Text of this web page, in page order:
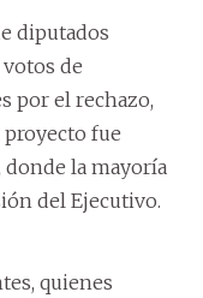
diputados
de
por el rechazo,
proyecto fue
donde la mayoría
del Ejecutivo.
quienes